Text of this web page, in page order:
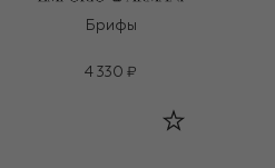
Брифы
4 330 ₽